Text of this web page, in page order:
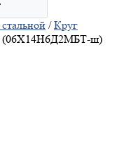
/Круг
(06Х14Н6Д2МБТ-ш)